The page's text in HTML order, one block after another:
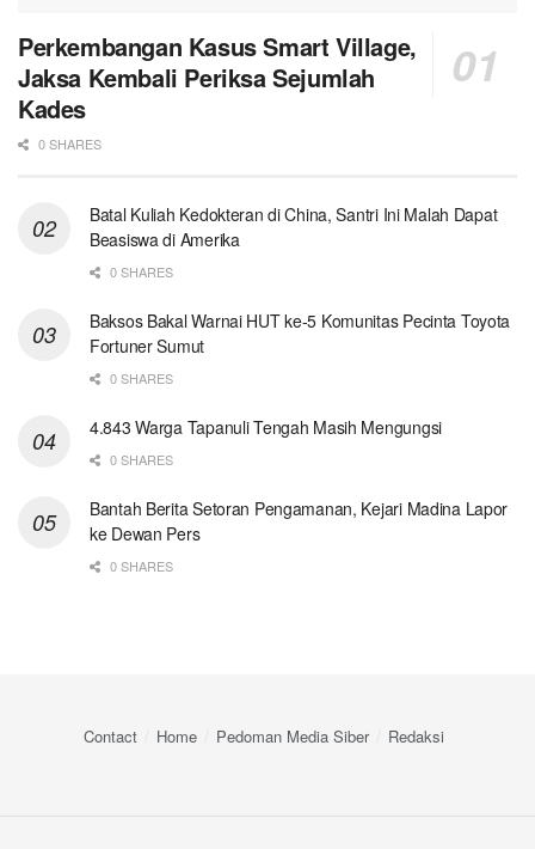
Perkembangan Kasus Smart Village,
Jaksa Kembali Periksa Sejumlah
Kades
0 SHARES
Batal Kuliah Kedokteran di China, Santri Ini Malah Dapat
Beasiswa di Amerika
0 SHARES
Baksos Bakal Warnai HUT ke-5 Komunitas Pecinta Toyota
Fortuner Sumut
0 SHARES
4.843 Warga Tapanuli Tengah Masih Mengungsi
0 SHARES
Bantah Berita Setoran Pengamanan, Kejari Madina Lapor
ke Dewan Pers
0 SHARES
Contact Home Pedoman Media Siber Redaksi